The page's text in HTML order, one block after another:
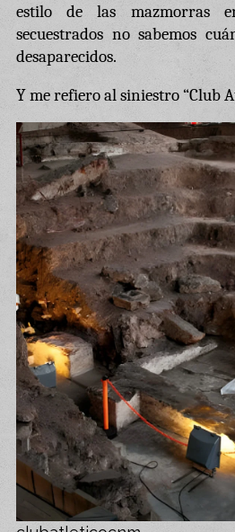
estilo de las mazmorras
secuestrados no sabemos
desaparecidos.
Y me refiero al siniestro “Club